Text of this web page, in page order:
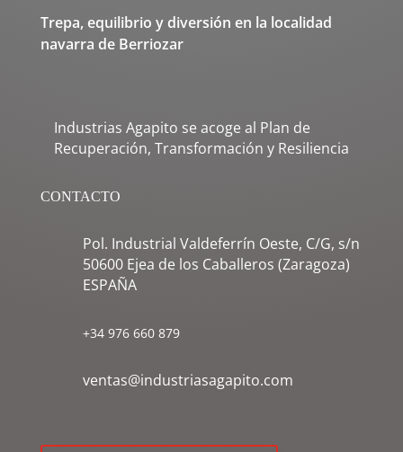
Trepa, equilibrio y diversión en la localidad
navarra de Berriozar
Industrias Agapito se acoge al Plan de
Recuperación, Transformación y Resiliencia
CONTACTO
Pol. Industrial Valdeferrín Oeste, C/G, s/n
50600 Ejea de los Caballeros (Zaragoza)
ESPAÑA
+34 976 660 879
ventas@industriasagapito.com